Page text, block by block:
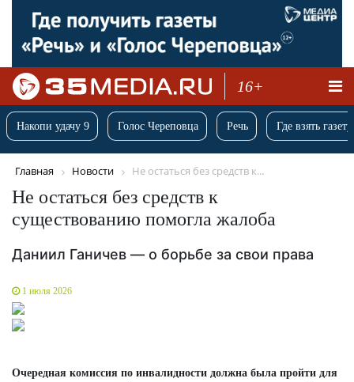
16+
Накопи удачу 9 Голос Череповца Речь Где взять
Главная Новости Не остаться без средств к...
Не остаться без средств к
существованию помогла жалоба
Даниил Ганичев — о борьбе за свои права
1 июля 2026
Очередная комиссия по инвалидности должна была пройти для